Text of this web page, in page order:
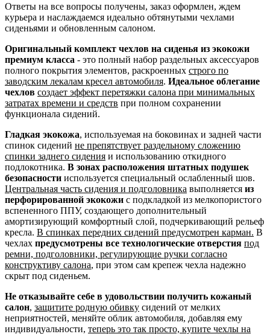
Ответы на все вопросы получены, заказ оформлен, ждем
курьера и наслаждаемся идеально обтянутыми чехлами
сиденьями и обновленным салоном.
Оригинальный комплект чехлов на сиденья из экокожи
премиум класса - это полный набор раздельных аксессуаров
полного покрытия элементов, раскроенных строго по
заводским лекалам кресел автомобиля. Идеальное облегание
чехлов создает эффект перетяжки салона при минимальных
затратах времени и средств при полном сохранении
функционала сидений.
Гладкая экокожа, используемая на боковинах и задней части
спинок сидений не препятствует раздельному сложению
спинки заднего сидения и использованию откидного
подлокотника. В зонах расположения штатных подушек
безопасности используется специальный ослабленный шов.
Центральная часть сидения и подголовника выполняется из
перфорированной экокожи с подкладкой из мелкопористого
вспененного ППУ, создающего дополнительный
амортизирующий комфортный слой, подчеркивающий рельеф
кресла. В спинках передних сидений предусмотрен карман. В
чехлах предусмотрены все технологические отверстия под
ремни, подголовники, регулирующие ручки согласно
конструктиву салона, при этом сам крепеж чехла надежно
скрыт под сиденьем.
Не отказывайте себе в удовольствии получить кожаный
салон, защитите родную обивку сидений от мелких
неприятностей, меняйте облик автомобиля, добавляя ему
индивидуальности, теперь это так просто, купите чехлы на